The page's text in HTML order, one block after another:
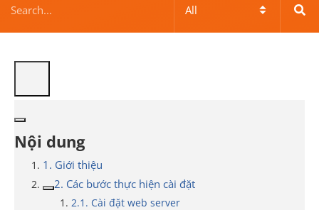
Nội dung
1. Giới thiệu
2. Các bước thực hiện cài đặt
2.1. Cài đặt web server